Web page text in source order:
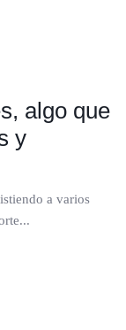
algo que
y
a varios